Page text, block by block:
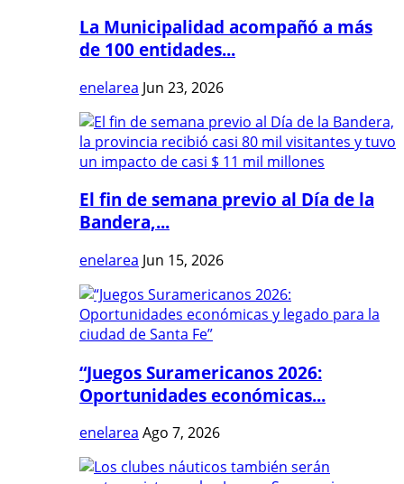
La Municipalidad acompañó a más
de 100 entidades...
enelarea Jun 23, 2026
El fin de semana previo al Día de la
Bandera,...
enelarea Jun 15, 2026
“Juegos Suramericanos 2026:
Oportunidades económicas...
enelarea Ago 7, 2026